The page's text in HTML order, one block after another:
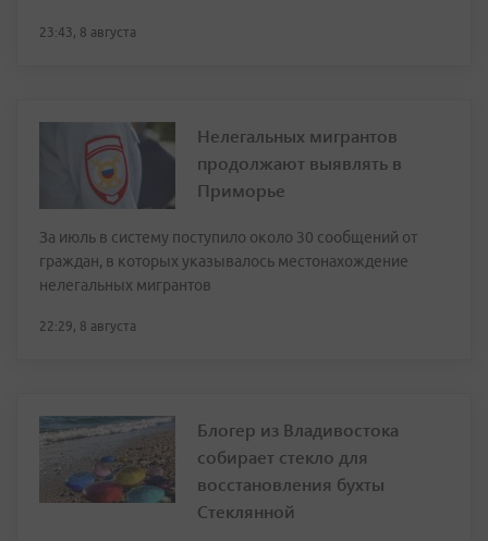
23:43, 8 августа
Нелегальных мигрантов
продолжают выявлять в
Приморье
За июль в систему поступило около 30 сообщений от
граждан, в которых указывалось местонахождение
нелегальных мигрантов
22:29, 8 августа
Блогер из Владивостока
собирает стекло для
восстановления бухты
Стеклянной